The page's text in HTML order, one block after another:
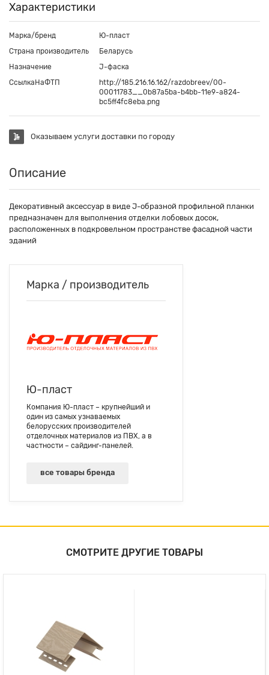
Характеристики
Марка/бренд
Ю-пласт
Страна производитель
Беларусь
Назначение
J-фаска
СсылкаНаФТП
http://185.216.16.162/razdobreev/00-
00011783__0b87a5ba-b4bb-11e9-a824-
bc5ff4fc8eba.png
Оказываем услуги доставки по городу
Описание
Декоративный аксессуар в виде J-образной профильной планки
предназначен для выполнения отделки лобовых досок,
расположенных в подкровельном пространстве фасадной части
зданий
Марка / производитель
Ю-пласт
Компания Ю-пласт – крупнейший и
один из самых узнаваемых
белорусских производителей
отделочных материалов из ПВХ, а в
частности – сайдинг-панелей.
все товары бренда
СМОТРИТЕ ДРУГИЕ ТОВАРЫ